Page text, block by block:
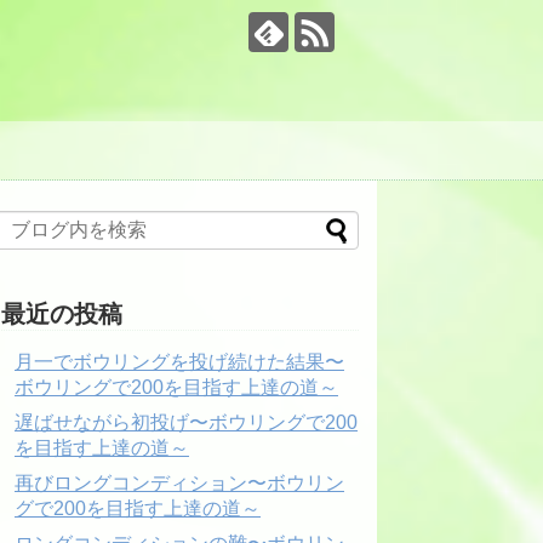
最近の投稿
月一でボウリングを投げ続けた結果〜
ボウリングで200を目指す上達の道～
遅ばせながら初投げ〜ボウリングで200
を目指す上達の道～
再びロングコンディション〜ボウリン
グで200を目指す上達の道～